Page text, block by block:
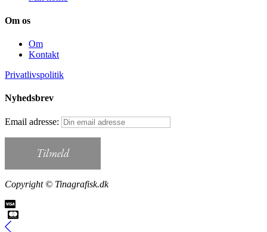
Om os
Om
Kontakt
Privatlivspolitik
Nyhedsbrev
Email adresse:
Copyright © Tinagrafisk.dk